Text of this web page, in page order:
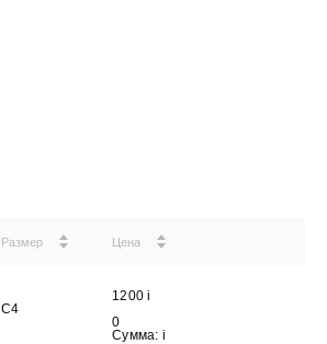
Размер Цена
С4
1200i
0
Сумма: i